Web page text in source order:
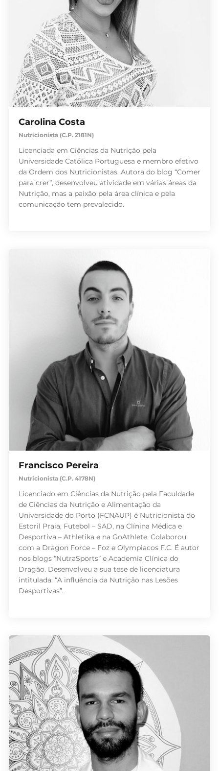
Carolina Costa
Nutricionista (C.P. 2181N)
Licenciada em Ciências da Nutrição pela
Universidade Católica Portuguesa e membro efetivo
da Ordem dos Nutricionistas. Autora do blog “Comer
para crer”, desenvolveu atividade em várias áreas da
Nutrição, mas a paixão pela área clínica e pela
comunicação tem prevalecido.
Francisco Pereira
Nutricionista (C.P. 4178N)
Licenciado em Ciências da Nutrição pela Faculdade
de Ciências da Nutrição e Alimentação da
Universidade do Porto (FCNAUP) é Nutricionista do
Estoril Praia, Futebol – SAD, na Clínina Médica e
Desportiva – Athletika e na GoAthlete. Colaborou
com a Dragon Force – Foz e Olympiacos F.C. É autor
nos blogs “NutraSports” e Academia Clínica do
Dragão. Desenvolveu a sua tese de licenciatura
intitulada: “A influência da Nutrição nas Lesões
Desportivas”.